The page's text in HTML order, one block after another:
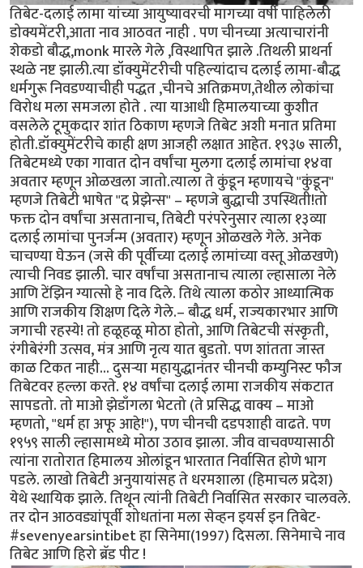
तिबेट-दलाई लामा यांच्या आयुष्यावरची मागच्या वर्षी पाहिलेली
डोक्यमेंटरी,आता नाव आठवत नाही . पण चीनच्या अत्याचारांनी
शेकडो बौद्ध,monk मारले गेले ,विस्थापित झाले .तिथली प्राथर्ना
स्थळे नष्ट झाली.त्या डॉक्युमेंटरीची पहिल्यांदाच दलाई लामा-बौद्ध
धर्मगुरू निवडण्याचीही पद्धत ,चीनचे अतिक्रमण,तेथील लोकांचा
विरोध मला समजला होते . त्या याआधी हिमालयाच्या कुशीत
वसलेले टूमुकदार शांत ठिकाण म्हणजे तिबेट अशी मनात प्रतिमा
होती.डॉक्युमेंटरीचे काही क्षण आजही लक्षात आहेत. १९३७ साली,
तिबेटमध्ये एका गावात दोन वर्षांचा मुलगा दलाई लामांचा १४वा
अवतार म्हणून ओळखला जातो.त्याला ते कुंडून म्हणायचे "कुंडून"
म्हणजे तिबेटी भाषेत "द प्रेझेन्स" – म्हणजे बुद्धाची उपस्थिती!तो
फक्त दोन वर्षांचा असतानाच, तिबेटी परंपरेनुसार त्याला १३व्या
दलाई लामांचा पुनर्जन्म (अवतार) म्हणून ओळखले गेले. अनेक
चाचण्या घेऊन (जसे की पूर्वीच्या दलाई लामांच्या वस्तू ओळखणे)
त्याची निवड झाली. चार वर्षांचा असतानाच त्याला ल्हासाला नेले
आणि टेंझिन ग्यात्सो हे नाव दिले. तिथे त्याला कठोर आध्यात्मिक
आणि राजकीय शिक्षण दिले गेले.– बौद्ध धर्म, राज्यकारभार आणि
जगाची रहस्ये! तो हळूहळू मोठा होतो, आणि तिबेटची संस्कृती,
रंगीबेरंगी उत्सव, मंत्र आणि नृत्य यात बुडतो. पण शांतता जास्त
काळ टिकत नाही... दुसऱ्या महायुद्धानंतर चीनची कम्युनिस्ट फौज
तिबेटवर हल्ला करते. १४ वर्षांचा दलाई लामा राजकीय संकटात
सापडतो. तो माओ झेडाँगला भेटतो (ते प्रसिद्ध वाक्य – माओ
म्हणतो, "धर्म हा अफू आहे!"), पण चीनची दडपशाही वाढते. पण
१९५९ साली ल्हासामध्ये मोठा उठाव झाला. जीव वाचवण्यासाठी
त्यांना रातोरात हिमालय ओलांडून भारतात निर्वासित होणे भाग
पडले. लाखो तिबेटी अनुयायांसह ते धरमशाला (हिमाचल प्रदेश)
येथे स्थायिक झाले. तिथून त्यांनी तिबेटी निर्वासित सरकार चालवले.
तर दोन आठवड्यांपूर्वी शोधतांना मला सेव्हन इयर्स इन तिबेट-
#sevenyearsintibet हा सिनेमा(1997) दिसला. सिनेमाचे नाव
तिबेट आणि हिरो ब्रॅड पीट !